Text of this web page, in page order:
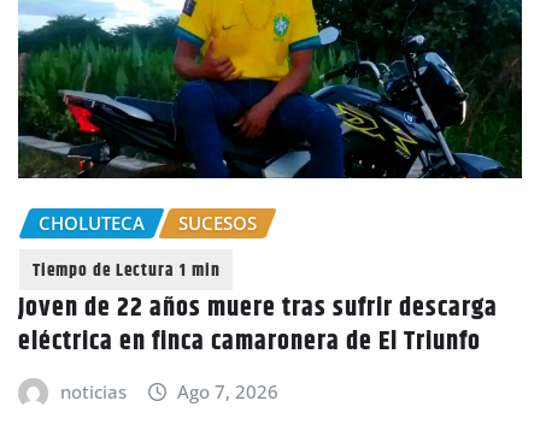
CHOLUTECA SUCESOS
Joven de 22 años muere tras sufrir descarga
eléctrica en finca camaronera de El Triunfo
noticias Ago 7, 2026